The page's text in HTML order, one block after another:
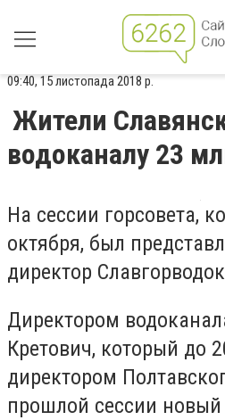
09:40, 15 листопада 2018 р.
Жители
водоканалу 23
На сессии горсовета,
октября, был
директор
Директором
Кретович, который до
директором
прошлой сессии новый